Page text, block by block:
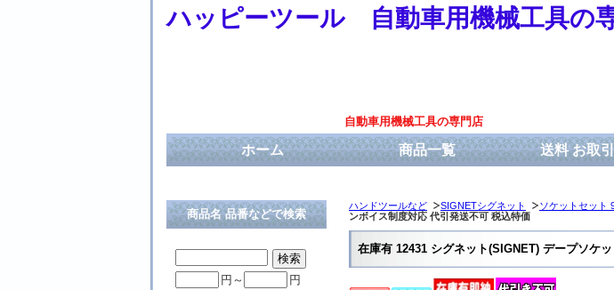
ハッピーツール 自動車用機械工具の
自動車用機械工具の専門店
ホーム 商品一覧 送料 お取
ハンドツールなど SIGNETシグネット ソケットセット
ンボイス制度対応 代引発送不可 税込特価
在庫有 12431 シグネット(SIGNET) デープソケ
商品名 品番などで検索
円～ 円